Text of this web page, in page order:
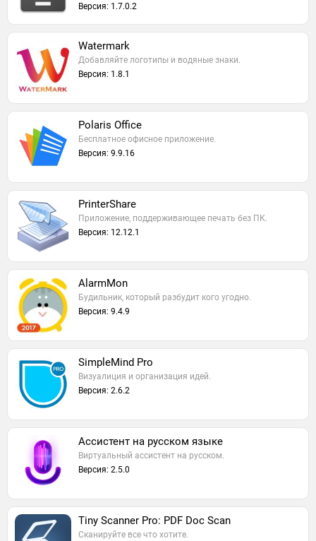
Версия: 1.7.0.2
Watermark
Добавляйте логотипы и водяные знаки.
Версия: 1.8.1
Polaris Office
Бесплатное офисное приложение.
Версия: 9.9.16
PrinterShare
Приложение, поддерживающее печать без ПК.
Версия: 12.12.1
AlarmMon
Будильник, который разбудит кого угодно.
Версия: 9.4.9
SimpleMind Pro
Визуалиция и организация идей.
Версия: 2.6.2
Ассистент на русском языке
Виртуальный ассистент на русском.
Версия: 2.5.0
Tiny Scanner Pro: PDF Doc Scan
Сканируйте все что хотите.